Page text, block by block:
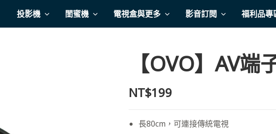
投影機 閨蜜機 電視盒與更多 影音訂閱 福利品專
【OVO】AV端
NT$199
長80cm，可連接傳統電視